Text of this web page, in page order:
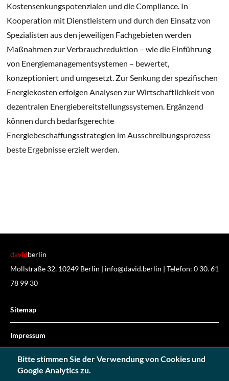
Kostensenkungspotenzialen und die Compliance. In
Kooperation mit Dienstleistern und durch den Einsatz von
Spezialisten aus den jeweiligen Fachgebieten werden
Maßnahmen zur Verbrauchreduktion – wie die Einführung
von Energiemanagementsystemen – bewertet,
konzeptioniert und umgesetzt. Zur Senkung der spezifischen
Energiekosten erfolgen Analysen zur Wirtschaftlichkeit von
dezentralen Energiebereitstellungssystemen. Ergänzend
können durch bedarfsgerechte
Energiebeschaffungsstrategien im Ausschreibungsprozess
beste Ergebnisse erzielt werden.
davidberlin
Mollstraße 32, 10249 Berlin | info@david.berlin | Telefon: 0 30. 61
78 99 30
Sitemap
Impressum
Haftungsausschluss
Bitte stimmen Sie der Verwendung von Cookies und
Google Analytics zu.